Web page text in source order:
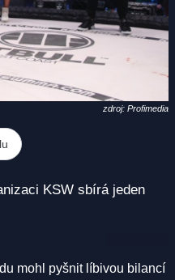
zdroj: Profimedia
KSW sbírá jeden
mohl pyšnit líbivou bilancí